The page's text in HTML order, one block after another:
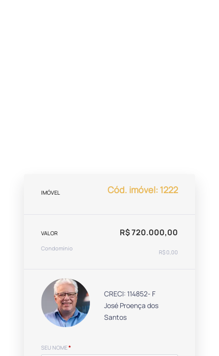
IMÓVEL Cód. imóvel: 1222
VALOR R$ 720.000,00
Condomínio
R$ 0,00
CRECI: 114852- F
José Proença dos
Santos
SEU NOME*